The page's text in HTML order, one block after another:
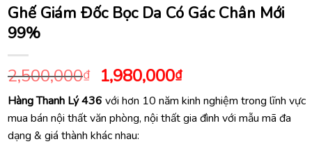
Ghế Giám Đốc Bọc Da Có Gác Chân Mới
99%
2,500,000₫ Giá
gốc
là:
2,500,000₫.
1,980,000₫Giá
hiện
tại
là:
Hàng Thanh Lý 436 với hơn 10 năm kinh nghiệm trong lĩnh vực
mua bán nội thất văn phòng, nội thất gia đình với mẫu mã đa
dạng & giá thành khác nhau: